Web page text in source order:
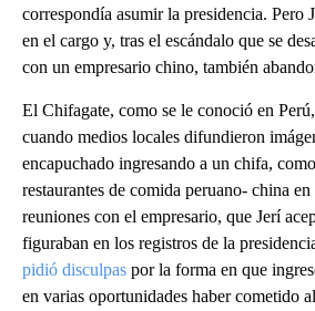
correspondía asumir la presidencia. Pero
en el cargo y, tras el escándalo que se
con un empresario chino, también
El Chifagate, como se le conoció en
cuando medios locales difundieron
encapuchado ingresando a un chifa,
restaurantes de comida peruano- china
reuniones con el empresario, que Jerí
figuraban en los registros de la
pidió disculpas por la forma en que
en varias oportunidades haber cometido